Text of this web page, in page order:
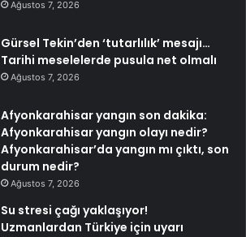
Ağustos 7, 2026
Gürsel Tekin’den ‘tutarlılık’ mesajı…
Tarihi meselelerde pusula net olmalı
Ağustos 7, 2026
Afyonkarahisar yangın son dakika:
Afyonkarahisar yangın olayı nedir?
Afyonkarahisar’da yangın mı çıktı, son
durum nedir?
Ağustos 7, 2026
Su stresi çağı yaklaşıyor!
Uzmanlardan Türkiye için uyarı